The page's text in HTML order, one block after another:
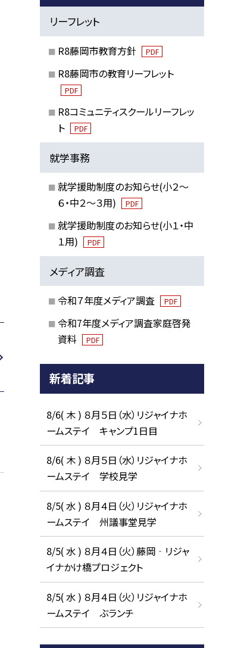
リーフレット
R8藤岡市教育方針 PDF
R8藤岡市の教育リーフレット
PDF
R8コミュニティスクールリーフレッ
ト
PDF
就学事務
就学援助制度のお知らせ(小２～
６・中２～３用)
PDF
就学援助制度のお知らせ(小１・中
１用)
PDF
メディア調査
令和７年度メディア調査 PDF
令和7年度メディア調査家庭啓発
資料
PDF
新着記事
8/6( 木 ) ８月５日（水）リジャイナホ
ームステイ キャンプ1日目
8/6( 木 ) ８月５日（水）リジャイナホ
ームステイ 学校見学
8/5( 水 ) ８月４日（火）リジャイナホ
ームステイ 州議事堂見学
8/5( 水 ) ８月４日（火）藤岡‐リジャ
イナかけ橋プロジェクト
8/5( 水 ) ８月４日（火）リジャイナホ
ームステイ ぶランチ